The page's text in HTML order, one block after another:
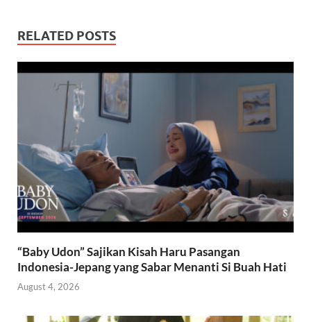
RELATED POSTS
“Baby Udon” Sajikan Kisah Haru Pasangan
Indonesia-Jepang yang Sabar Menanti Si Buah Hati
August 4, 2026